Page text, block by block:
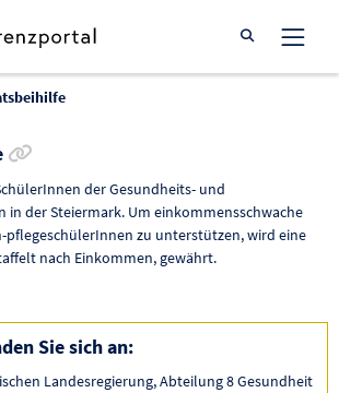
Suche öffnen
der Gesundheits- und
in der Steiermark. Um einkommensschwache
pflegeschülerInnen zu unterstützen, wird eine
nach Einkommen, gewährt.
Sie sich an:
Landesregierung, Abteilung 8 Gesundheit